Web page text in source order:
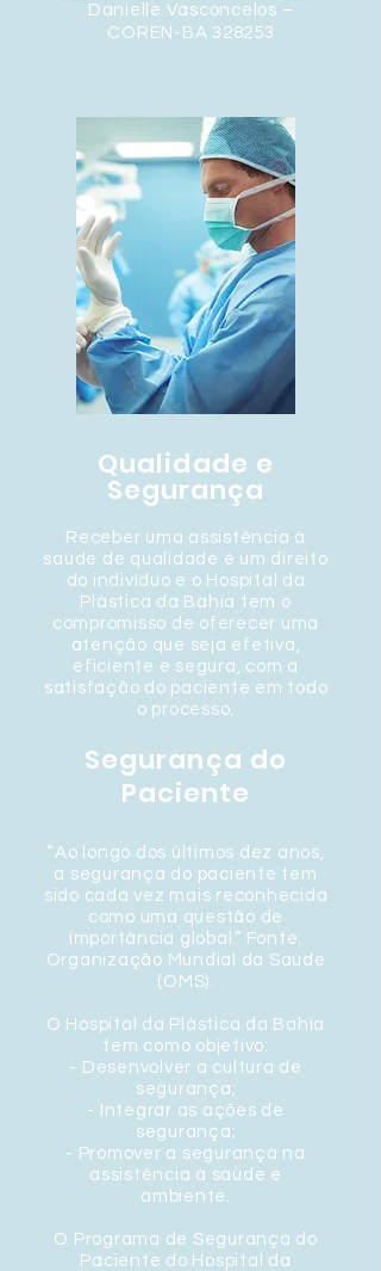
Danielle Vasconcelos –
COREN-BA 328253
Qualidade e
Segurança
Receber uma assistência à
saúde de qualidade é um direito
do indivíduo e o Hospital da
Plástica da Bahia tem o
compromisso de oferecer uma
atenção que seja efetiva,
eficiente e segura, com a
satisfação do paciente em todo
o processo.
Segurança do
Paciente
“Ao longo dos últimos dez anos,
a segurança do paciente tem
sido cada vez mais reconhecida
como uma questão de
importância global.” Fonte:
Organização Mundial da Saúde
(OMS).
O Hospital da Plástica da Bahia
tem como objetivo:
- Desenvolver a cultura de
segurança;
- Integrar as ações de
segurança;
- Promover a segurança na
assistência à saúde e
ambiente.
O Programa de Segurança do
Paciente do Hospital da